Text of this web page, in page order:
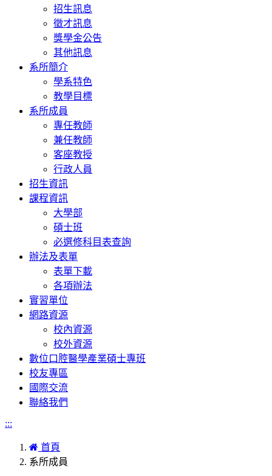
招生訊息
徵才訊息
獎學金公告
其他訊息
系所簡介
學系特色
教學目標
系所成員
專任教師
兼任教師
客座教授
行政人員
招生資訊
課程資訊
大學部
碩士班
必選修科目表查詢
辦法及表單
表單下載
各項辦法
實習單位
網路資源
校內資源
校外資源
數位口腔醫學產業碩士專班
校友專區
國際交流
聯絡我們
:::
首頁
系所成員